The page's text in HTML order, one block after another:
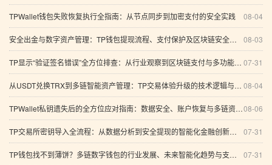
08-04
TPWallet钱包失败恢复执行全指南：从节点同步到加密支付的安全实践
08-03
安全出金与数字资产管理：TP钱包提现流程、支付保护及区块链安全趋势全解析
07-31
TP显示“验证签名错误”全方位排查：从行业观察到区块链支付与多功能数字钱包的系统性解析
08-04
从USDT兑换TRX到多链智能资产管理：TP交易体验升级的技术逻辑与安全边界
08-06
TPWallet私钥遗失后的全方位应对指南：数据安全、账户恢复与多链资产管理
07-31
TP交易所密钥导入全流程：从数据分析到安全提现的智能化金融创新之路
07-31
TP钱包找不到薄饼？多链数字钱包的行业发展、未来智能化趋势与支付方案全解析